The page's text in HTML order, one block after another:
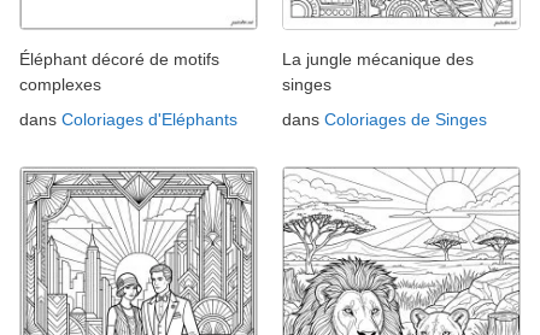
Éléphant décoré de motifs
complexes
dans Coloriages d'Eléphants
La jungle mécanique des
singes
dans Coloriages de Singes